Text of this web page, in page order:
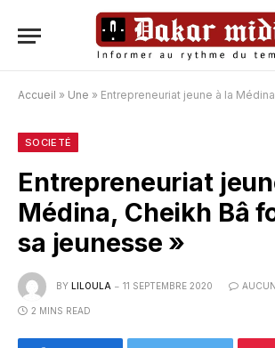
Accueil » Une » Entrepreneuriat jeune à la Médina, Cheikh
SOCIETÉ
Entrepreneuriat
Médina, Cheikh Bâ
sa jeunesse »
BY LILOULA 11 SEPTEMBRE 2020
2 MINS READ